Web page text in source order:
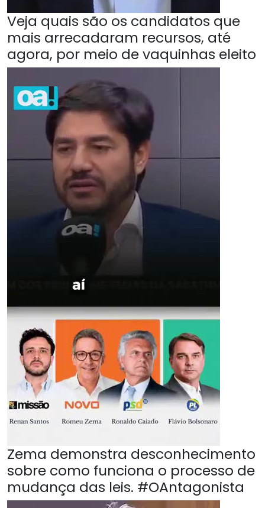
Veja quais são os candidatos que
mais arrecadaram recursos, até
agora, por meio de vaquinhas eleito
Zema demonstra desconhecimento
sobre como funciona o processo de
mudança das leis. #OAntagonista